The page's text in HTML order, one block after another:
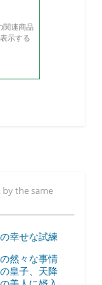
関連商品
示する
by the same
幸せな試練
然々な事情
皇子、天降